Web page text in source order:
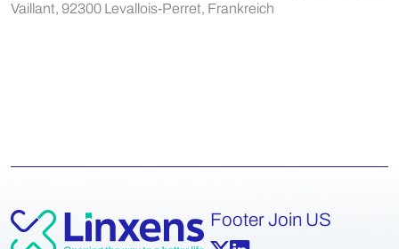
Vaillant, 92300 Levallois-Perret, Frankreich
Footer Join US